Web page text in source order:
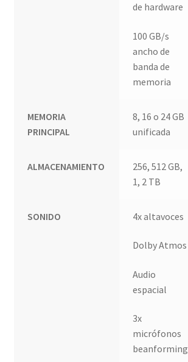
de hardware
100 GB/s
ancho de
banda de
memoria
MEMORIA
PRINCIPAL
8, 16 o 24 GB
unificada
ALMACENAMIENTO
256, 512 GB,
1, 2 TB
SONIDO 4x altavoces
Dolby Atmos
Audio
espacial
3x
micrófonos
beanforming